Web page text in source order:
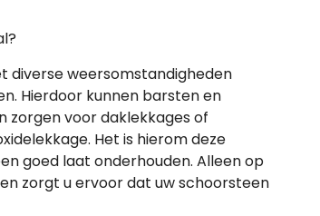
diverse weersomstandigheden
Hierdoor kunnen barsten en
zorgen voor daklekkages of
Het is hierom deze
goed laat onderhouden. Alleen op
zorgt u ervoor dat uw schoorsteen